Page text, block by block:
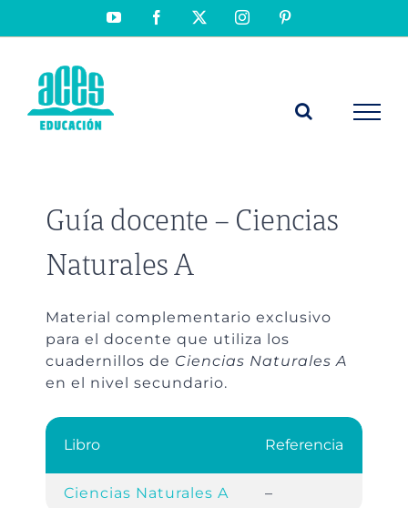
YouTubeFacebook Instagram
Guía docente – Ciencias
Naturales A
Material complementario exclusivo
para el docente que utiliza los
cuadernillos de Ciencias Naturales A
en el nivel secundario.
Libro Referencia
Ciencias Naturales A –